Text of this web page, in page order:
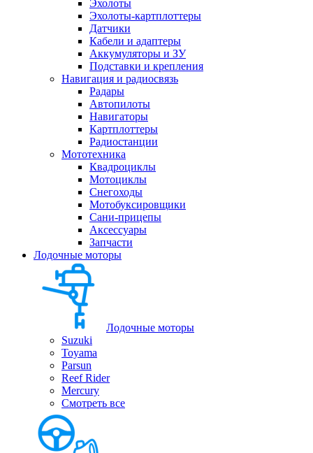
Эхолоты
Эхолоты-картплоттеры
Датчики
Кабели и адаптеры
Аккумуляторы и ЗУ
Подставки и крепления
Навигация и радиосвязь
Радары
Автопилоты
Навигаторы
Картплоттеры
Радиостанции
Мототехника
Квадроциклы
Мотоциклы
Снегоходы
Мотобуксировщики
Сани-прицепы
Аксессуары
Запчасти
Лодочные моторы
Лодочные моторы
Suzuki
Toyama
Parsun
Reef Rider
Mercury
Смотреть все